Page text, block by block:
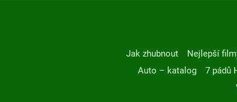
Jak zhubnout Nejlepší
Auto – katalog
7 pádů